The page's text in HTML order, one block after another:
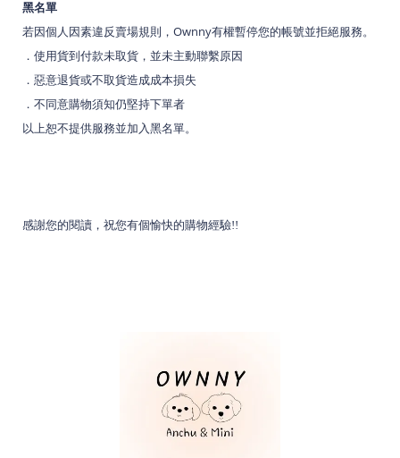
黑名單
若因個人因素違反賣場規則， Ownny有權暫停您的帳號並拒絕服務。
． 使用貨到付款未取貨，並未主動聯繫原因
． 惡意退貨或不取貨造成成本損失
． 不同意購物須知仍堅持下單者
以上恕不提供服務並加入黑名單。
感謝您的閱讀，祝您有個愉快的購物經驗!!